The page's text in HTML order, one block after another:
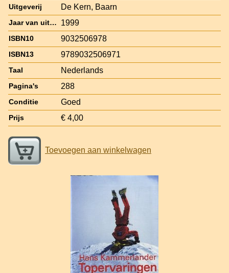
Uitgeverij De Kern, Baarn
Jaar van uitgave 1999
ISBN10 9032506978
ISBN13 9789032506971
Taal Nederlands
Pagina's 288
Conditie Goed
Prijs € 4,00
Toevoegen aan winkelwagen